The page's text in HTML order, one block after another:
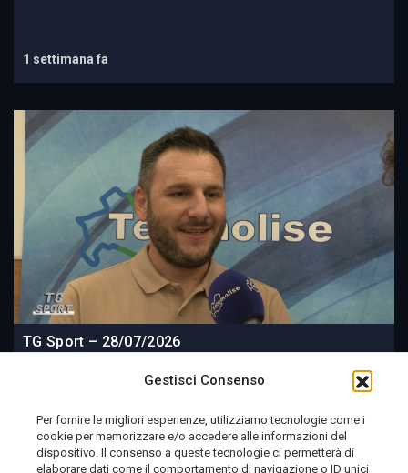
Gestisci Consenso
Per fornire le migliori esperienze, utilizziamo tecnologie come i
cookie per memorizzare e/o accedere alle informazioni del
dispositivo. Il consenso a queste tecnologie ci permetterà di
elaborare dati come il comportamento di navigazione o ID unici
1 settimana fa
TG Sport – 28/07/2026
2 settimane fa